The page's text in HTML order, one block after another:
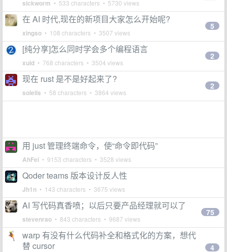
sickworm • 533 characters • 5730 views
在 AI 时代,现在的新项目大家怎么开始呢?
xingso • 108 characters • 3507 views
5
[纯分享]怎么同时学会多个编程语言
xuld • 768 characters • 3504 views
2
现在 rust 是不是好起来了?
soleils • 58 characters • 3864 views
2
用 just 管理终端命令，使“命令即代码”
AhFei • 9153 characters • 3528 views
Qoder teams 版本设计反人性
Jh1n • 143 characters • 3675 views
AI 写代码真香喷；以后只要产品经理就可以了
stevenrao • 843 characters • 9687 views
75
warp 有没有什么代码补全和格式化的方案，想代
替 cursor
4